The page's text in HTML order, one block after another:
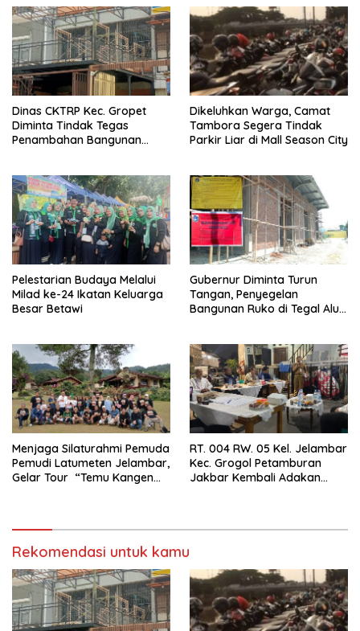
Dinas CKTRP Kec. Gropet
Diminta Tindak Tegas
Penambahan Bangunan
Dikeluhkan Warga, Camat
Tambora Segera Tindak
Parkir Liar di Mall Season City
Pelestarian Budaya Melalui
Milad ke-24 Ikatan Keluarga
Besar Betawi
Gubernur Diminta Turun
Tangan, Penyegelan
Bangunan Ruko di Tegal Alur
Menjaga Silaturahmi Pemuda
Pemudi Latumeten Jelambar,
Gelar Tour “Temu Kangen
RT. 004 RW. 05 Kel. Jelambar
Kec. Grogol Petamburan
Jakbar Kembali Adakan
Rekomendasi untuk kamu